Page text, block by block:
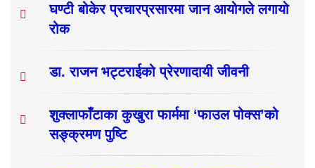
घण्टी बोकेर प्रचारप्रसारमा जान आयोगले लगायो
रोक
डा. राजन भट्टराईको प्रेरणादायी जीवनी
शुक्लाफाँटाका कुखुरा फार्ममा ‘फाउल पोक्स’को
सङ्क्रमण पुष्टि